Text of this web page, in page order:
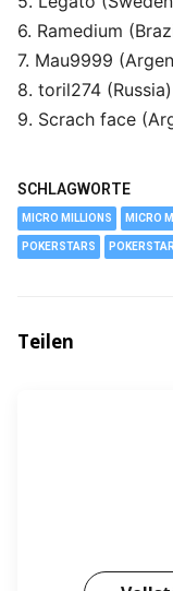
6. Ramedium
7. Mau9999
8. toril274
9. Scrach face
SCHLAGWORTE
MICRO MILLIONS MICRO
POKERSTARS
Teilen